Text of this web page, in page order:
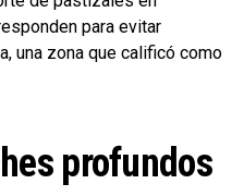
para evitar
una zona que calificó como
profundos